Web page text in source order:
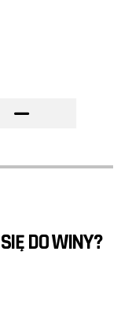
DO WINY?